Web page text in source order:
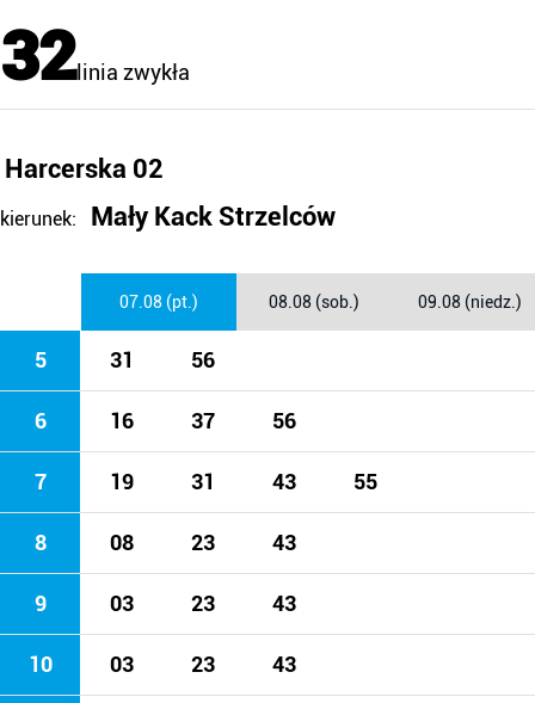
32linia zwykła
Harcerska 02
kierunek: Mały Kack Strzelców
07.08 (pt.) 08.08 (sob.) 09.08 (niedz.)
5 31 56
6 16 37 56
7 19 31 43 55
8 08 23 43
9 03 23 43
10 03 23 43